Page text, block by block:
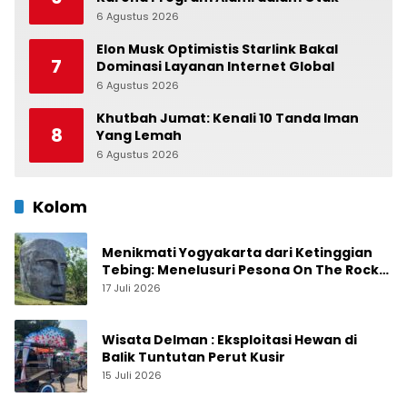
6 Agustus 2026
7
Elon Musk Optimistis Starlink Bakal
Dominasi Layanan Internet Global
6 Agustus 2026
8
Khutbah Jumat: Kenali 10 Tanda Iman
Yang Lemah
6 Agustus 2026
Kolom
Menikmati Yogyakarta dari Ketinggian
Tebing: Menelusuri Pesona On The Rock
Jogja yang Sedang Naik Daun
17 Juli 2026
Wisata Delman : Eksploitasi Hewan di
Balik Tuntutan Perut Kusir
15 Juli 2026